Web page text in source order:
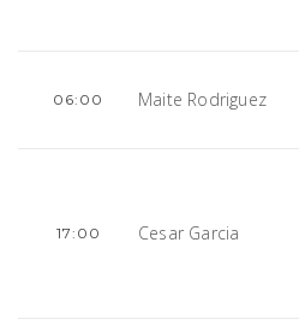
06:00 Maite Rodriguez
17:00 Cesar Garcia